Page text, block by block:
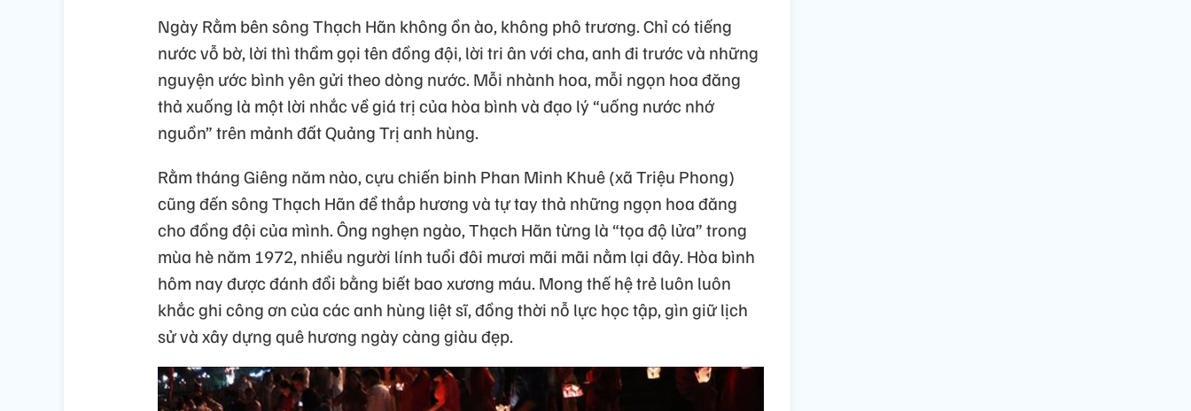
Ngày Rằm bên sông Thạch Hãn không ồn ào, không phô trương. Chỉ có tiếng
nước vỗ bờ, lời thì thầm gọi tên đồng đội, lời tri ân với cha, anh đi trước và những
nguyện ước bình yên gửi theo dòng nước. Mỗi nhành hoa, mỗi ngọn hoa đăng
thả xuống là một lời nhắc về giá trị của hòa bình và đạo lý “uống nước nhớ
nguồn” trên mảnh đất Quảng Trị anh hùng.
Rằm tháng Giêng năm nào, cựu chiến binh Phan Minh Khuê (xã Triệu Phong)
cũng đến sông Thạch Hãn để thắp hương và tự tay thả những ngọn hoa đăng
cho đồng đội của mình. Ông nghẹn ngào, Thạch Hãn từng là “tọa độ lửa” trong
mùa hè năm 1972, nhiều người lính tuổi đôi mươi mãi mãi nằm lại đây. Hòa bình
hôm nay được đánh đổi bằng biết bao xương máu. Mong thế hệ trẻ luôn luôn
khắc ghi công ơn của các anh hùng liệt sĩ, đồng thời nỗ lực học tập, gìn giữ lịch
sử và xây dựng quê hương ngày càng giàu đẹp.